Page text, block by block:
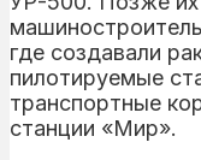
где создавали
пилотируемые
транспортные
станции «Мир».